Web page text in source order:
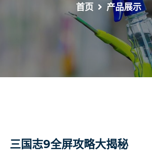
首页 产品展示
三国志9全屏攻略大揭秘